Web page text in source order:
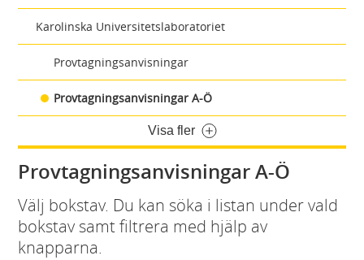
Karolinska Universitetslaboratoriet
Provtagningsanvisningar
Provtagningsanvisningar A-Ö
Visa fler
Provtagningsanvisningar A-Ö
Välj bokstav. Du kan söka i listan under vald
bokstav samt filtrera med hjälp av
knapparna.